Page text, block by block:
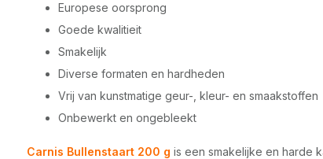
Europese oorsprong
Goede kwalitieit
Smakelijk
Diverse formaten en hardheden
Vrij van kunstmatige geur-, kleur- en smaakstoffen
Onbewerkt en ongebleekt
Carnis Bullenstaart 200 g is een smakelijke en harde